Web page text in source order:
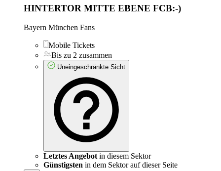
HINTERTOR MITTE EBENE FCB:-)
Bayern München Fans
Mobile Tickets
Bis zu 2 zusammen
Uneingeschränkte Sicht
Letztes Angebot in diesem Sektor
Günstigsten in dem Sektor auf dieser Seite